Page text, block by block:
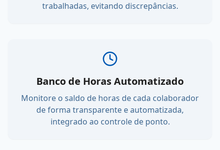
trabalhadas, evitando discrepâncias.
Banco de Horas Automatizado
Monitore o saldo de horas de cada colaborador
de forma transparente e automatizada,
integrado ao controle de ponto.